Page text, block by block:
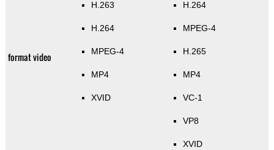
format video
H.263
H.264
MPEG-4
MP4
XVID
H.264
MPEG-4
H.265
MP4
VC-1
VP8
XVID